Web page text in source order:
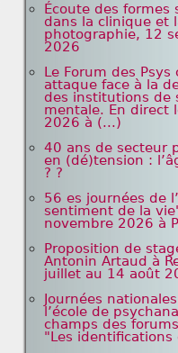
Écoute des formes
dans la clinique et
photographie, 12
2026
Le Forum des Psys
attaque face à la
des institutions de
mentale. En direct
2026 à (...)
40 ans de secteur
en (dé)tension :
? ?
56 es journées de
sentiment de la
novembre 2026 à
Proposition de
Antonin Artaud à
juillet au 14 août
Journées
l’école de
champs des
"Les identifications